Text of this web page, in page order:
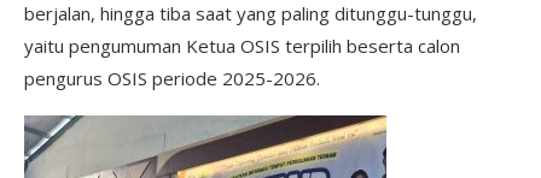
berjalan, hingga tiba saat yang paling ditunggu-tunggu,
yaitu pengumuman Ketua OSIS terpilih beserta calon
pengurus OSIS periode 2025-2026.